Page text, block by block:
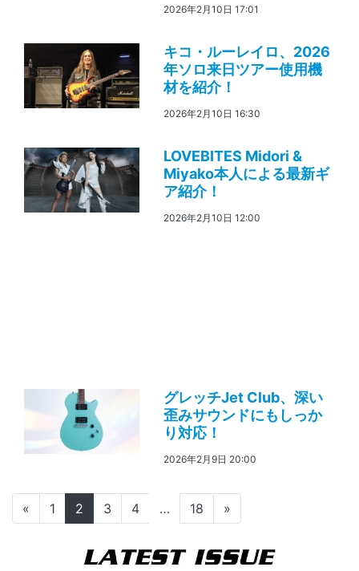
2026年2月10日 17:01
キコ・ルーレイロ、2026
年ソロ来日ツアー使用機
材を紹介！
2026年2月10日 16:30
LOVEBITES Midori &
Miyako本人による最新ギ
ア紹介！
2026年2月10日 12:00
グレッチJet Club、深い
歪みサウンドにもしっか
り対応！
2026年2月9日 20:00
投稿ナビゲーション
« 1 2 3 4 … 18 »